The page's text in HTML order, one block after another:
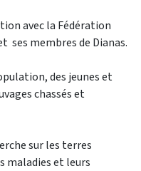
avec la Fédération
ses membres de Dianas.
des jeunes et
chassés et
sur les terres
maladies et leurs